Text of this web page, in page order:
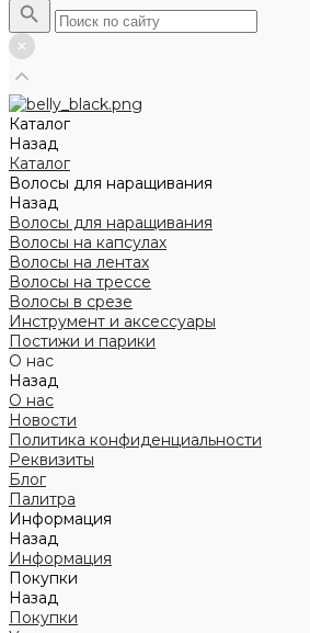
Каталог
Назад
Каталог
Волосы для наращивания
Назад
Волосы для наращивания
Волосы на капсулах
Волосы на лентах
Волосы на трессе
Волосы в срезе
Инструмент и аксессуары
Постижи и парики
О нас
Назад
О нас
Новости
Политика конфиденциальности
Реквизиты
Блог
Палитра
Информация
Назад
Информация
Покупки
Назад
Покупки